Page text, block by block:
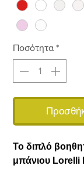
Ποσότητα *
Το διπλό
μπάνιου Lorelli